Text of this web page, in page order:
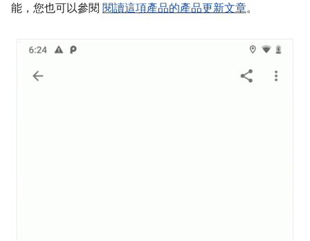
能，您也可以參閱 閱讀這項產品的產品更新文章。